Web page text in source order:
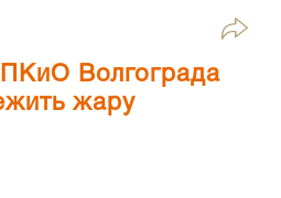
Волгограда
жару